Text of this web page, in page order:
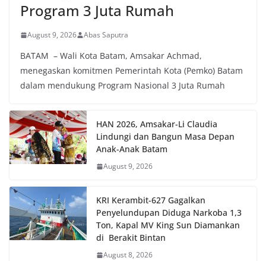
Program 3 Juta Rumah
August 9, 2026 Abas Saputra
BATAM – Wali Kota Batam, Amsakar Achmad,
menegaskan komitmen Pemerintah Kota (Pemko) Batam
dalam mendukung Program Nasional 3 Juta Rumah
HAN 2026, Amsakar-Li Claudia
Lindungi dan Bangun Masa Depan
Anak-Anak Batam
August 9, 2026
KRI Kerambit-627 Gagalkan
Penyelundupan Diduga Narkoba 1,3
Ton, Kapal MV King Sun Diamankan
di Berakit Bintan
August 8, 2026